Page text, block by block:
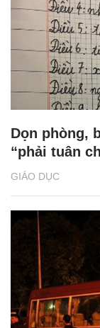
GIÁO DỤC
Dọn phòng,
“phải tuân